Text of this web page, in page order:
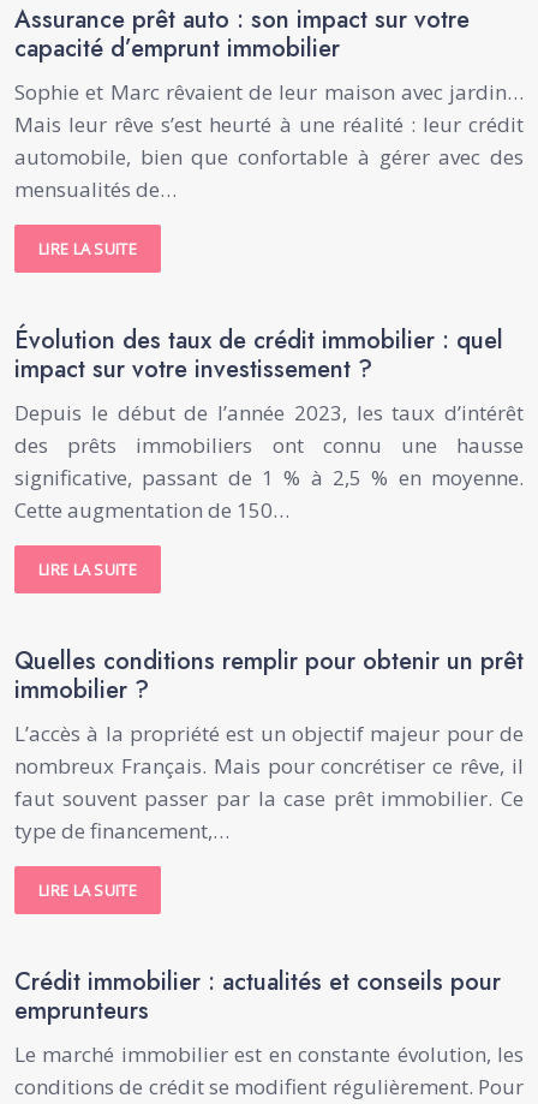
Assurance prêt auto : son impact sur votre
capacité d’emprunt immobilier
Sophie et Marc rêvaient de leur maison avec jardin…
Mais leur rêve s’est heurté à une réalité : leur crédit
automobile, bien que confortable à gérer avec des
mensualités de…
LIRE LA SUITE
Évolution des taux de crédit immobilier : quel
impact sur votre investissement ?
Depuis le début de l’année 2023, les taux d’intérêt
des prêts immobiliers ont connu une hausse
significative, passant de 1 % à 2,5 % en moyenne.
Cette augmentation de 150…
LIRE LA SUITE
Quelles conditions remplir pour obtenir un prêt
immobilier ?
L’accès à la propriété est un objectif majeur pour de
nombreux Français. Mais pour concrétiser ce rêve, il
faut souvent passer par la case prêt immobilier. Ce
type de financement,…
LIRE LA SUITE
Crédit immobilier : actualités et conseils pour
emprunteurs
Le marché immobilier est en constante évolution, les
conditions de crédit se modifient régulièrement. Pour